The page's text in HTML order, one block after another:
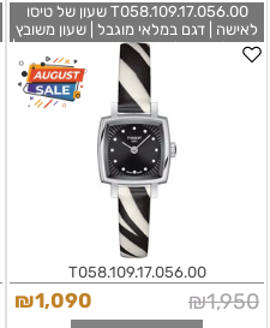
T058.109.17.056.00 שעון של טיסו
לאישה | דגם במלאי מוגבל | שעון משובץ
12 יהלומים בלוח שחור רצועת עור זברה |
שנתיים אחריות | Tissot Lovely Square
Zebra Print Strap
T0581091705600
T058.109.17.056.00
₪1,950
₪1,090